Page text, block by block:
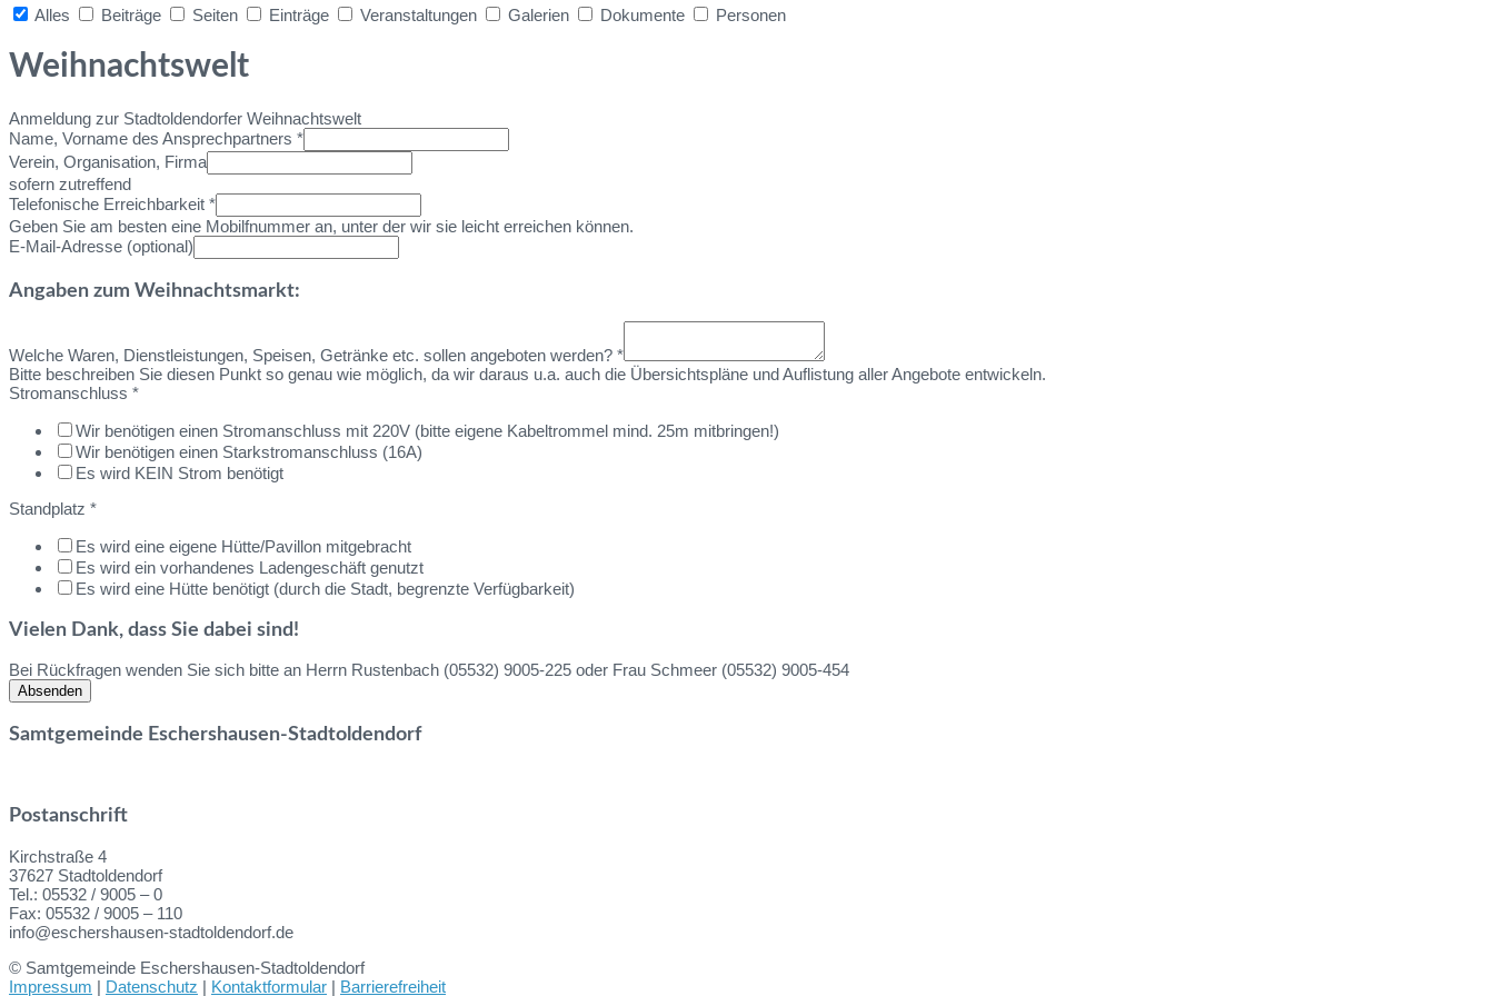
Alles
Beiträge Seiten Einträge Veranstaltungen Galerien Dokumente Personen
search
Weihnachtswelt
Anmeldung zur Stadtoldendorfer Weihnachtswelt
Name, Vorname des Ansprechpartners *
Verein, Organisation, Firma
sofern zutreffend
Telefonische Erreichbarkeit *
Geben Sie am besten eine Mobilfnummer an, unter der wir sie leicht erreichen können.
E-Mail-Adresse (optional)
Angaben zum Weihnachtsmarkt:
Welche Waren, Dienstleistungen, Speisen, Getränke etc. sollen angeboten werden? *
Bitte beschreiben Sie diesen Punkt so genau wie möglich, da wir daraus u.a. auch die Übersichtspläne und Auflistung aller Angebote entwickeln.
Stromanschluss *
Wir benötigen einen Stromanschluss mit 220V (bitte eigene Kabeltrommel mind. 25m mitbringen!)
Wir benötigen einen Starkstromanschluss (16A)
Es wird KEIN Strom benötigt
Standplatz *
Es wird eine eigene Hütte/Pavillon mitgebracht
Es wird ein vorhandenes Ladengeschäft genutzt
Es wird eine Hütte benötigt (durch die Stadt, begrenzte Verfügbarkeit)
Vielen Dank, dass Sie dabei sind!
Bei Rückfragen wenden Sie sich bitte an Herrn Rustenbach (05532) 9005-225 oder Frau Schmeer (05532) 9005-454
Absenden
Samtgemeinde Eschershausen-Stadtoldendorf
Postanschrift
Kirchstraße 4
37627 Stadtoldendorf
Tel.: 05532 / 9005 – 0
Fax: 05532 / 9005 – 110
info@eschershausen-stadtoldendorf.de
© Samtgemeinde Eschershausen-Stadtoldendorf
Impressum | Datenschutz | Kontaktformular | Barrierefreiheit